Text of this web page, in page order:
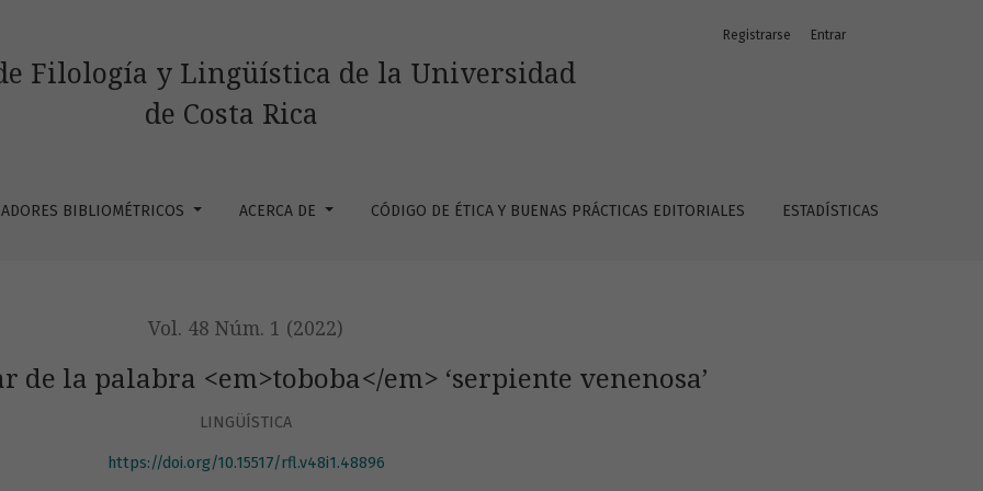
em&gt; ‘serpiente venenosa’
Filología y Lingüística de la Universidad
de Costa Rica
BIBLIOMÉTRICOS ACERCA DE CÓDIGO DE ÉTICA Y BUENAS PRÁCTICAS EDITORIALES ESTADÍSTICAS
Registrarse Entrar
Vol. 48 Núm. 1 (2022)
de la palabra <em>toboba</em> ‘serpiente venenosa’
LINGÜÍSTICA
https://doi.org/10.15517/rfl.v48i1.48896